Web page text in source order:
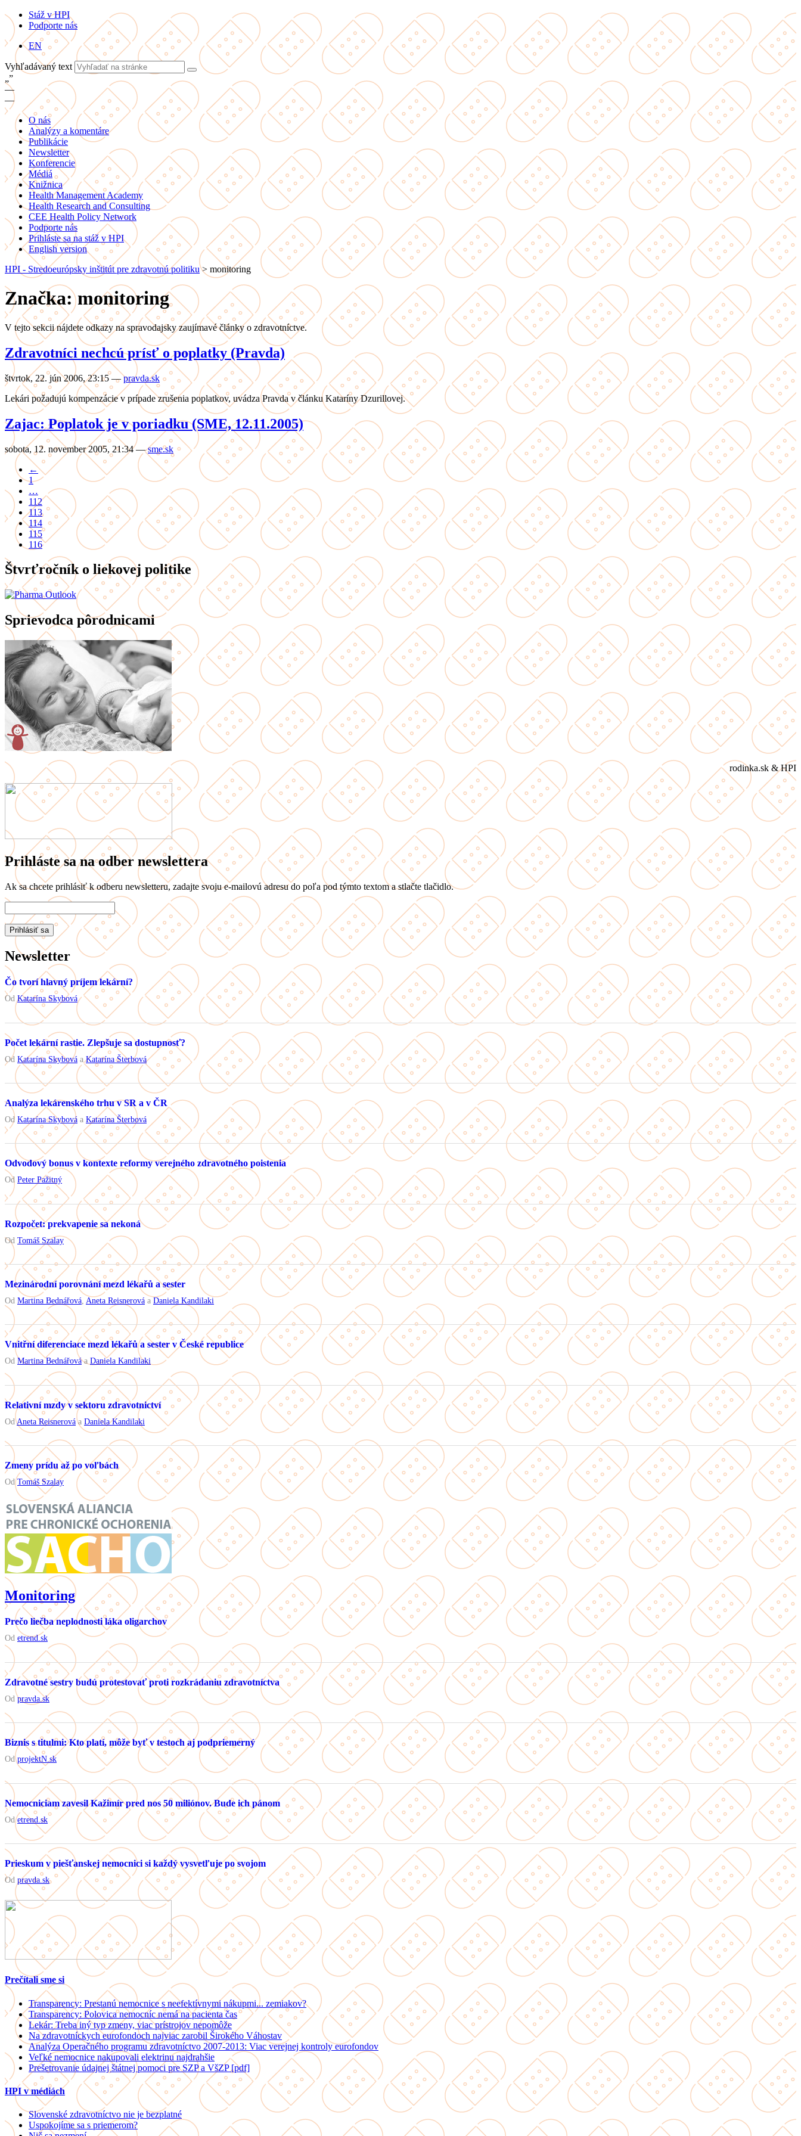
Stáž v HPI
Podporte nás
EN
Vyhľadávaný text
„”
—
—
O nás
Analýzy a komentáre
Publikácie
Newsletter
Konferencie
Médiá
Knižnica
Health Management Academy
Health Research and Consulting
CEE Health Policy Network
Podporte nás
Prihláste sa na stáž v HPI
English version
HPI - Stredoeurópsky inštitút pre zdravotnú politiku> monitoring
Značka: monitoring
V tejto sekcii nájdete odkazy na spravodajsky zaujímavé články o zdravotníctve.
Zdravotníci nechcú prísť o poplatky (Pravda)
štvrtok, 22. jún 2006, 23:15 — pravda.sk
Lekári požadujú kompenzácie v prípade zrušenia poplatkov, uvádza Pravda v článku Kataríny Dzurillovej.
Zajac: Poplatok je v poriadku (SME, 12.11.2005)
sobota, 12. november 2005, 21:34 — sme.sk
←
1
…
112
113
114
115
116
Štvrťročník o liekovej politike
Sprievodca pôrodnicami
rodinka.sk & HPI
Prihláste sa na odber newslettera
Ak sa chcete prihlásiť k odberu newsletteru, zadajte svoju e-mailovú adresu do poľa pod týmto textom a stlačte tlačidlo.
Newsletter
Čo tvorí hlavný príjem lekární?
Od Katarína Skybová
Počet lekární rastie. Zlepšuje sa dostupnosť?
Od Katarína Skybová aKatarína Šterbová
Analýza lekárenského trhu v SR a v ČR
Od Katarína Skybová a Katarína Šterbová
Odvodový bonus v kontexte reformy verejného zdravotného poistenia
Od Peter Pažitný
Rozpočet: prekvapenie sa nekoná
Od Tomáš Szalay
Mezinárodní porovnání mezd lékařů a sester
Od Martina Bednářová Aneta Reisnerová aDaniela Kandilaki
Vnitřní diferenciace mezd lékařů a sester v České republice
Od Martina BednářováaDaniela Kandilaki
Relativní mzdy v sektoru zdravotnictví
OdAneta Reisnerováa Daniela Kandilaki
Zmeny prídu až po voľbách
OdTomáš Szalay
Monitoring
Prečo liečba neplodnosti láka oligarchov
Od etrend.sk
Zdravotné sestry budú protestovať proti rozkrádaniu zdravotníctva
Odpravda.sk
Biznis s titulmi: Kto platí, môže byť v testoch aj podpriemerný
OdprojektN.sk
Nemocniciam zavesil Kažimír pred nos 50 miliónov. Bude ich pánom
Odetrend.sk
Prieskum v piešťanskej nemocnici si každý vysvetľuje po svojom
Od pravda.sk
Prečítali sme si
Transparency: Prestanú nemocnice s neefektívnymi nákupmi... zemiakov?
Transparency: Polovica nemocníc nemá na pacienta čas
Lekár: Treba iný typ zmeny, viac prístrojov nepomôže
Na zdravotníckych eurofondoch najviac zarobil Širokého Váhostav
Analýza Operačného programu zdravotníctvo 2007-2013: Viac verejnej kontroly eurofondov
Veľké nemocnice nakupovali elektrinu najdrahšie
Prešetrovanie údajnej štátnej pomoci pre SZP a VšZP [pdf]
HPI v médiách
Slovenské zdravotníctvo nie je bezplatné
Uspokojíme sa s priemerom?